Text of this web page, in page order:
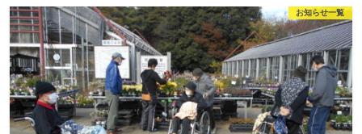
お知らせ一覧